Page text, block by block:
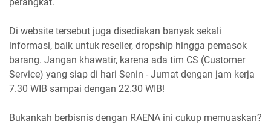
Di website tersebut juga disediakan banyak sekali
informasi, baik untuk reseller, dropship hingga pemasok
barang. Jangan khawatir, karena ada tim CS (Customer
Service) yang siap di hari Senin - Jumat dengan jam kerja
7.30 WIB sampai dengan 22.30 WIB!
Bukankah berbisnis dengan RAENA ini cukup memuaskan?